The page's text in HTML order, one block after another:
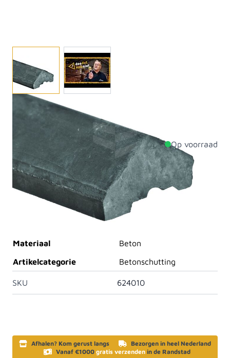
De afdekkap word op de bovenste plaat gemonteerd.
Deze zijn verkrijgbaar in antraciet en wit/grijs.
Op voorraad
Productdetails
Dikte
45mm
70mm
Materiaal
Beton
Artikelcategorie
Betonschutting
SKU 624010
Afhalen? Kom gerust langs
Bezorgen in heel Nederland
Vanaf €1000 gratis verzenden in de Randstad